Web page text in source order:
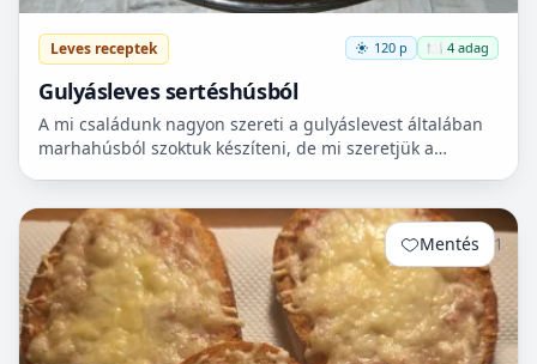
Leves receptek 120 p 🍽️ 4 adag
Gulyásleves sertéshúsból
A mi családunk nagyon szereti a gulyáslevest általában
marhahúsból szoktuk készíteni, de mi szeretjük a
Mentés 1